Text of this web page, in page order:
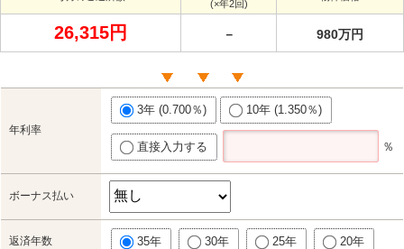
(×年2回)
26,315円 － 980万円
年利率
3年 (0.700％) 10年 (1.350％)
直接入力する ％
ボーナス払い
返済年数 35年 30年 25年 20年